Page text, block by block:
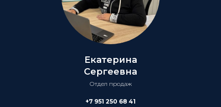
Екатерина
Сергеевна
Отдел продаж
+7 951 250 68 41